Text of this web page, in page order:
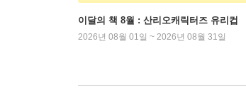
이달의 책 8월 : 산리오캐릭터즈 유리컵
2026년 08월 01일 ~ 2026년 08월 31일